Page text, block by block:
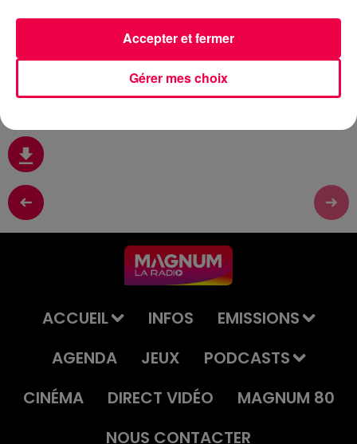
A l'occasion de sa venue à TOUL le 31 janvier dans le
pièce "La famille", François-Xavier Demaison a
répondu aux questions de Magnum la radio.
ACCUEIL INFOS
EMISSIONS
AGENDA
JEUX
PODCASTS
CINÉMA
DIRECT VIDÉO
MAGNUM 80
NOUS CONTACTER
Gérer mes choix
Accepter et fermer